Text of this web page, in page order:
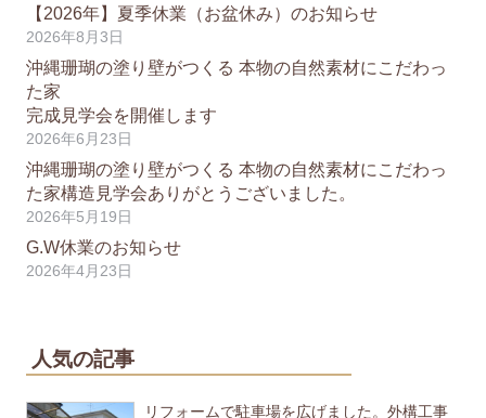
【2026年】夏季休業（お盆休み）のお知らせ
2026年8月3日
沖縄珊瑚の塗り壁がつくる 本物の自然素材にこだわっ
た家
完成見学会を開催します
2026年6月23日
沖縄珊瑚の塗り壁がつくる 本物の自然素材にこだわっ
た家構造見学会ありがとうございました。
2026年5月19日
G.W休業のお知らせ
2026年4月23日
人気の記事
リフォームで駐車場を広げました。外構工事